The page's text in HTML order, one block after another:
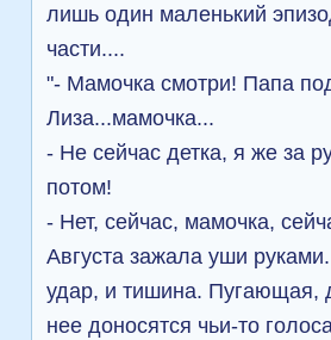
лишь один маленький
части....
"- Мамочка смотри! Папа
Лиза...мамочка...
- Не сейчас детка, я же за
потом!
- Нет, сейчас, мамочка,
Августа зажала уши
удар, и тишина. Пугающая,
нее доносятся чьи-то